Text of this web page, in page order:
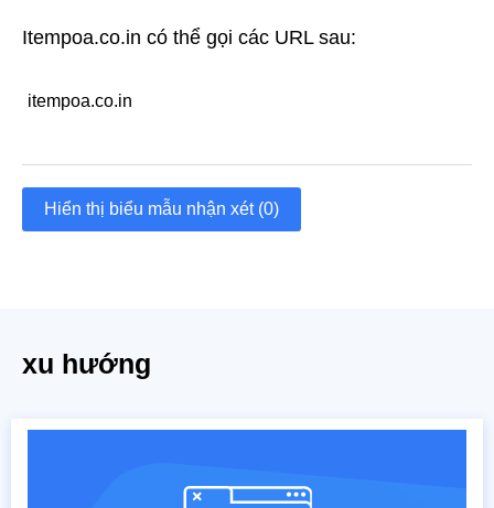
Itempoa.co.in có thể gọi các URL sau:
itempoa.co.in
Hiển thị biểu mẫu nhận xét (0)
xu hướng